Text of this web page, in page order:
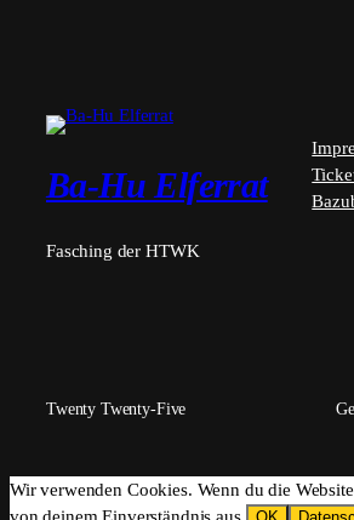
Ba-Hu Elferrat
Fasching der HTWK
Twenty Twenty-Five
Wir verwenden Cookies. Wenn du die
von deinem Einverständnis aus.